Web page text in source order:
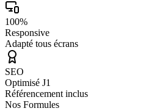
100%
Responsive
Adapté tous écrans
SEO
Optimisé J1
Référencement inclus
Nos Formules